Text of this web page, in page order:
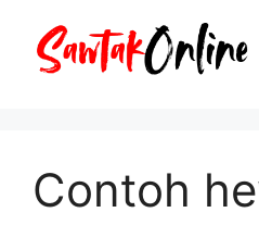
Contoh